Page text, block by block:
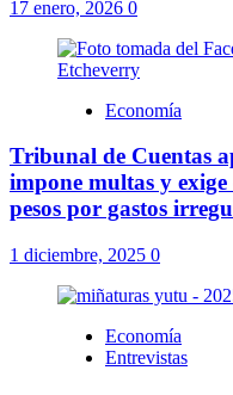
Entrevistas
AUDIO – «La
político del gobierno»
Deja una respuesta
Tu dirección de correo
obligatorios están marcados
Comentario*